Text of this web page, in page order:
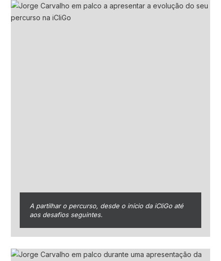
A partilhar o percurso, desde o início da iCliGo até
aos desafios seguintes.